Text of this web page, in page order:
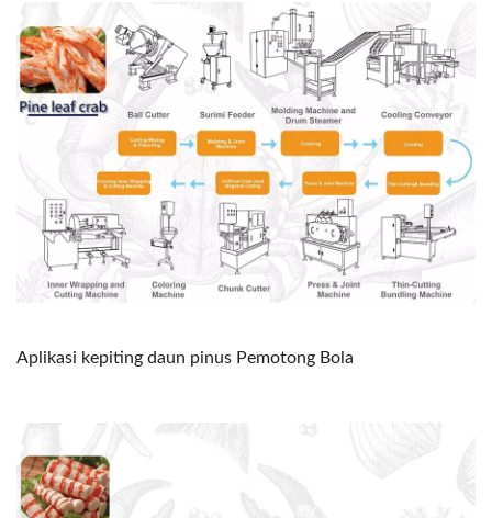
Aplikasi kepiting daun pinus Pemotong Bola